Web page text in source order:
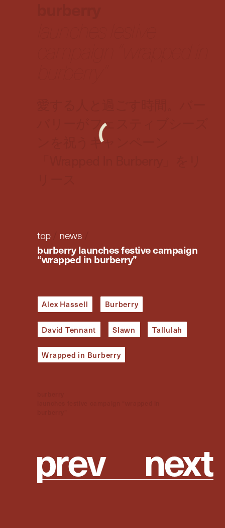
バリーがフェスティブシーズ
ンを祝うキャンペーン
top/ news
burberry launches festive campaign
“wrapped in burberry”
Alex Hassell Burberry
David Tennant Slawn Tallulah
Wrapped in Burberry
prev next